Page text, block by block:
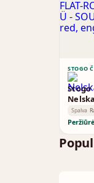
STOGO
Stogo
FLAT-
Ü -
red,
Spalva